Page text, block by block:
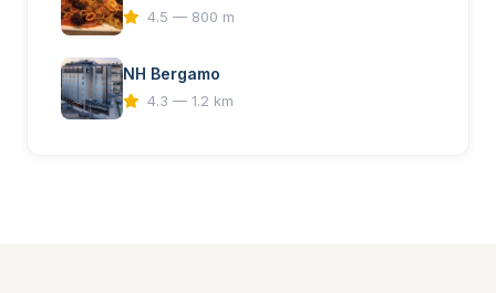
4.5 — 800 m
NH Bergamo
4.3 — 1.2 km